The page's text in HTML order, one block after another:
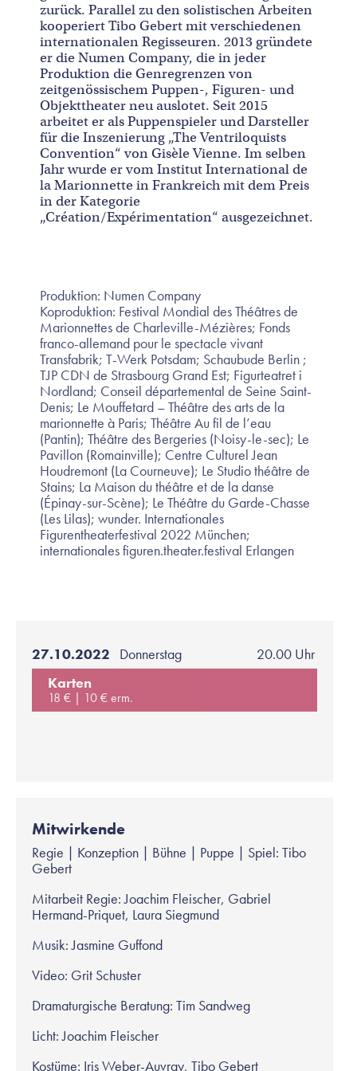
zurück. Parallel zu den solistischen Arbeiten
kooperiert Tibo Gebert mit verschiedenen
internationalen Regisseuren. 2013 gründete
er die Numen Company, die in jeder
Produktion die Genregrenzen von
zeitgenössischem Puppen-, Figuren- und
Objekttheater neu auslotet. Seit 2015
arbeitet er als Puppenspieler und Darsteller
für die Inszenierung „The Ventriloquists
Convention“ von Gisèle Vienne. Im selben
Jahr wurde er vom Institut International de
la Marionnette in Frankreich mit dem Preis
in der Kategorie
„Création/Expérimentation“ ausgezeichnet.
Produktion: Numen Company
Koproduktion: Festival Mondial des Théâtres de
Marionnettes de Charleville-Mézières; Fonds
franco-allemand pour le spectacle vivant
Transfabrik; T-Werk Potsdam; Schaubude Berlin ;
TJP CDN de Strasbourg Grand Est; Figurteatret i
Nordland; Conseil départemental de Seine Saint-
Denis; Le Mouffetard – Théâtre des arts de la
marionnette à Paris; Théâtre Au fil de l’eau
(Pantin); Théâtre des Bergeries (Noisy-le-sec); Le
Pavillon (Romainville); Centre Culturel Jean
Houdremont (La Courneuve); Le Studio théâtre de
Stains; La Maison du théâtre et de la danse
(Épinay-sur-Scène); Le Théâtre du Garde-Chasse
(Les Lilas); wunder. Internationales
Figurentheaterfestival 2022 München;
internationales figuren.theater.festival Erlangen
27.10.2022 Donnerstag
20.00 Uhr
Karten
18 € 10 € erm.
Mitwirkende
Regie | Konzeption | Bühne | Puppe | Spiel: Tibo
Gebert
Mitarbeit Regie: Joachim Fleischer, Gabriel
Hermand-Priquet, Laura Siegmund
Musik: Jasmine Guffond
Video: Grit Schuster
Dramaturgische Beratung: Tim Sandweg
Licht: Joachim Fleischer
Kostüme: Iris Weber-Auvray, Tibo Gebert